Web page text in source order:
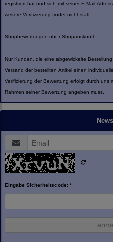
registriert hat und sich mit seiner E-Mail-
weitere Verifizierung findet nicht statt.
Shopbewertungen über Shopauskunft:
Nur Kunden, die eine abgewickelte
Versand der bestellten Artikel einen
Verifizierung der Bewertung erfolgt durch uns
Rahmen seiner Bewertung angeben muss.
Eingabe Sicherheitscode: *